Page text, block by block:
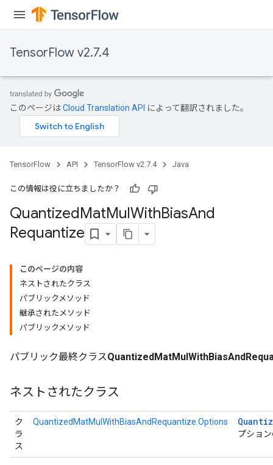
TensorFlow v2.7.4
このページはCloud Translation API によって翻訳されました。
TensorFlow API TensorFlow v2.7.4 Java
この情報は役に立ちましたか？
QuantizedMatMulWithBiasAnd
Requantize
このページの内容
ネストされたクラス
パブリックメソッド
継承されたメソッド
パブリックメソッド
パブリック最終クラス
ネストされたクラス
ク
ラ
ス
QuantizedMatMulWithBiasAndRequantize.Options
プショ